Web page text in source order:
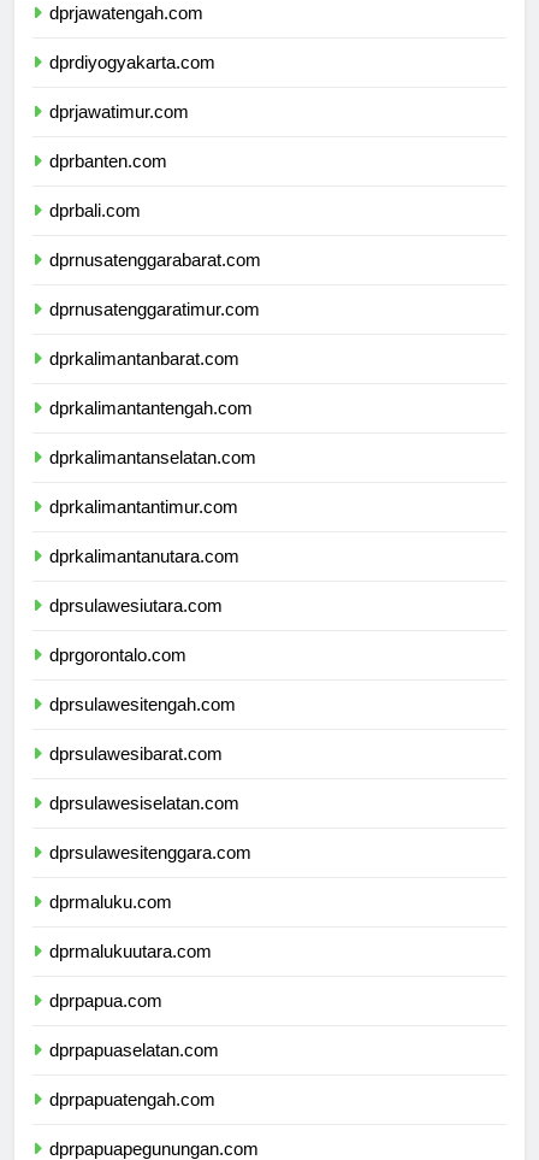
dprjawatengah.com
dprdiyogyakarta.com
dprjawatimur.com
dprbanten.com
dprbali.com
dprnusatenggarabarat.com
dprnusatenggaratimur.com
dprkalimantanbarat.com
dprkalimantantengah.com
dprkalimantanselatan.com
dprkalimantantimur.com
dprkalimantanutara.com
dprsulawesiutara.com
dprgorontalo.com
dprsulawesitengah.com
dprsulawesibarat.com
dprsulawesiselatan.com
dprsulawesitenggara.com
dprmaluku.com
dprmalukuutara.com
dprpapua.com
dprpapuaselatan.com
dprpapuatengah.com
dprpapuapegunungan.com